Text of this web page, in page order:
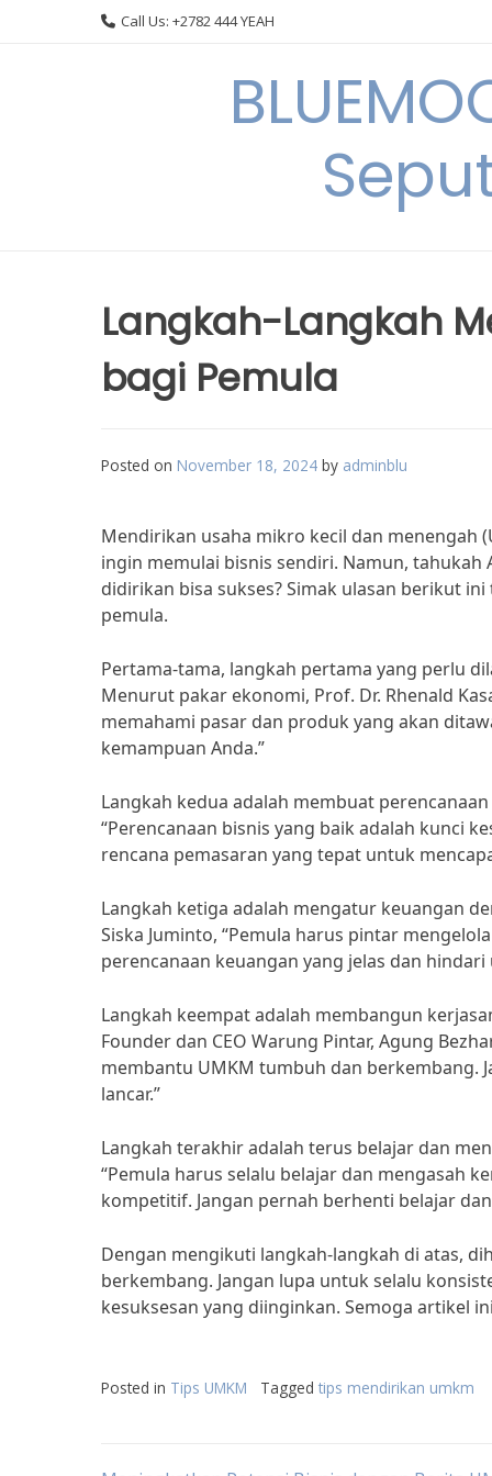
Call Us: +2782 444 YEAH
Langkah-Langkah
bagi Pemula
Posted on November 18, 2024 by adminblu
Mendirikan usaha mikro kecil dan menengah
ingin memulai bisnis sendiri. Namun,
didirikan bisa sukses? Simak ulasan berikut
pemula.
Pertama-tama, langkah pertama yang perlu
Menurut pakar ekonomi, Prof. Dr. Rhenald
memahami pasar dan produk yang akan
kemampuan Anda.”
Langkah kedua adalah membuat
“Perencanaan bisnis yang baik adalah kunci
rencana pemasaran yang tepat untuk
Langkah ketiga adalah mengatur keuangan
Siska Juminto, “Pemula harus pintar
perencanaan keuangan yang jelas dan
Langkah keempat adalah membangun
Founder dan CEO Warung Pintar, Agung
membantu UMKM tumbuh dan berkembang.
lancar.”
Langkah terakhir adalah terus belajar dan
“Pemula harus selalu belajar dan mengasah
kompetitif. Jangan pernah berhenti belajar
Dengan mengikuti langkah-langkah di atas,
berkembang. Jangan lupa untuk selalu
kesuksesan yang diinginkan. Semoga artikel
Posted in Tips UMKM Tagged tips mendirikan umkm